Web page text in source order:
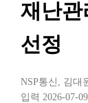
재난관
선정
NSP통신 , 김대
입력 2026-07-